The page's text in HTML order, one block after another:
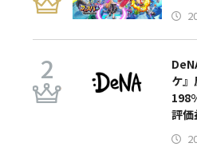
ケ
評価